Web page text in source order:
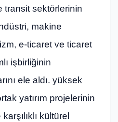
transit sektörlerinin
makine
e-ticaret ve ticaret
işbirliğinin
ele aldı. yüksek
yatırım projelerinin
kültürel